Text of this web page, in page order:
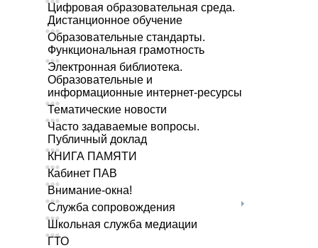
Цифровая образовательная среда.
Дистанционное обучение
Образовательные стандарты.
Функциональная грамотность
Электронная библиотека.
Образовательные и
информационные интернет-ресурсы
Тематические новости
Часто задаваемые вопросы.
Публичный доклад
КНИГА ПАМЯТИ
Кабинет ПАВ
Внимание-окна!
Служба сопровождения
Школьная служба медиации
ГТО